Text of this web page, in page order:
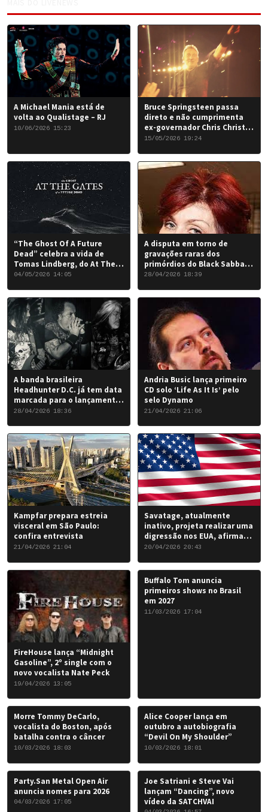
A Michael Mania está de
volta ao Qualistage – RJ
10/06/2026 15:23
Bruce Springsteen passa
direto e não cumprimenta
ex-governador Chris Christie
em Nova York
15/05/2026 19:24
“The Ghost Of A Future
Dead” celebra a vida de
Tomas Lindberg, do At The
Gates
04/05/2026 14:05
A disputa em torno de
gravações raras dos
primórdios do Black Sabbath
chegou a um desfecho
28/04/2026 18:39
A banda brasileira
Headhunter D.C. já tem data
marcada para o lançamento
do seu novo álbum “Rise of
28/04/2026 18:36
Andria Busic lança primeiro
CD solo ‘Life As It Is’ pelo
selo Dynamo
21/04/2026 21:06
Kampfar prepara estreia
visceral em São Paulo:
confira entrevista
21/04/2026 21:04
Savatage, atualmente
inativo, projeta realizar uma
digressão nos EUA, afirma
Chris Caffery
20/04/2026 20:43
FireHouse lança “Midnight
Gasoline”, 2º single com o
novo vocalista Nate Peck
19/04/2026 13:05
Buffalo Tom anuncia
primeiros shows no Brasil
em 2027
11/03/2026 17:04
Morre Tommy DeCarlo,
vocalista do Boston, após
batalha contra o câncer
10/03/2026 18:03
Alice Cooper lança em
outubro a autobiografia
“Devil On My Shoulder”
10/03/2026 18:01
Party.San Metal Open Air
anuncia nomes para 2026
04/03/2026 17:05
Joe Satriani e Steve Vai
lançam “Dancing”, novo
vídeo da SATCHVAI